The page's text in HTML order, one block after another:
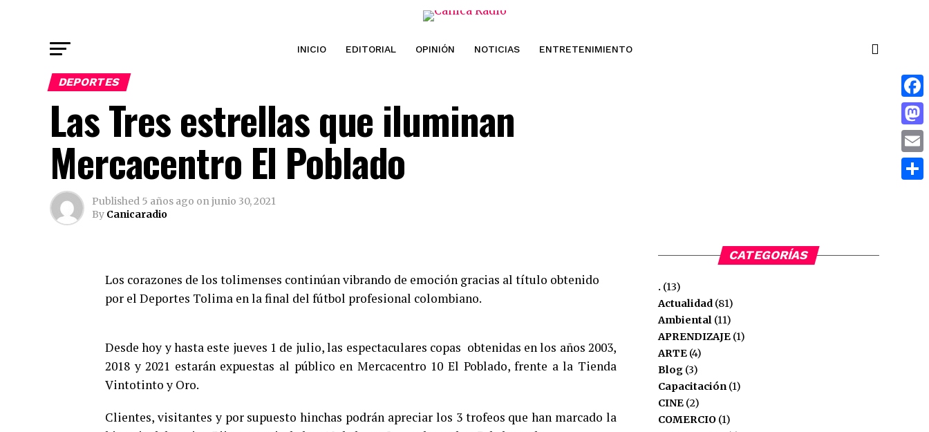
INICIO EDITORIAL OPINIÓN NOTICIAS ENTRETENIMIENTO
DEPORTES
Las Tres estrellas que iluminan
Mercacentro El Poblado
Published 5 años ago onjunio 30, 2021
By Canicaradio
Los corazones de los tolimenses continúan vibrando de emoción gracias al título obtenido
por el Deportes Tolima en la final del fútbol profesional colombiano.
Desde hoy y hasta este jueves 1 de julio, las espectaculares copas obtenidas en los años 2003,
2018 y 2021 estarán expuestas al público en Mercacentro 10 El Poblado, frente a la Tienda
Vintotinto y Oro.
Clientes, visitantes y por supuesto hinchas podrán apreciar los 3 trofeos que han marcado la
CATEGORÍAS
. (13)
Actualidad (81)
Ambiental (11)
APRENDIZAJE (1)
ARTE (4)
Blog (3)
Capacitación (1)
CINE (2)
COMERCIO (1)